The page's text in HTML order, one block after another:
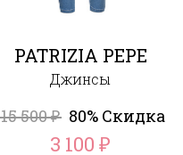
PATRIZIA PEPE
Джинсы
15 500₽ 80% Скидка
3 100₽